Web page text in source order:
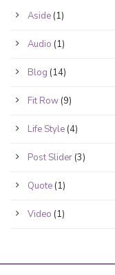
Aside (1)
Audio (1)
Blog (14)
Fit Row (9)
Life Style (4)
Post Slider (3)
Quote (1)
Video (1)